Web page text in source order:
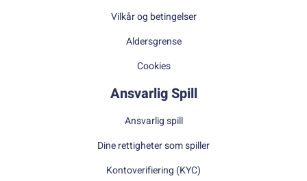
Vilkår og betingelser
Aldersgrense
Cookies
Ansvarlig Spill
Ansvarlig spill
Dine rettigheter som spiller
Kontoverifiering (KYC)